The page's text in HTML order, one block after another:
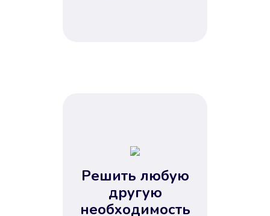
Решить любую
другую
необходимость